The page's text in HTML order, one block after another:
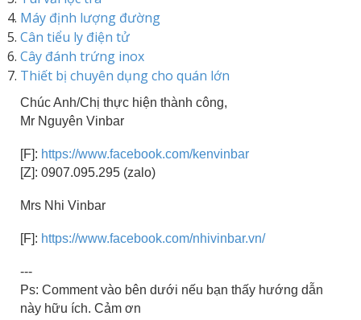
Máy định lượng đường
Cân tiểu ly điện tử
Cây đánh trứng inox
Thiết bị chuyên dụng cho quán lớn
Chúc Anh/Chị thực hiện thành công,
Mr Nguyên Vinbar
[F]: https://www.facebook.com/kenvinbar
[Z]: 0907.095.295 (zalo)
Mrs Nhi Vinbar
[F]: https://www.facebook.com/nhivinbar.vn/
---
Ps: Comment vào bên dưới nếu bạn thấy hướng dẫn
này hữu ích. Cảm ơn